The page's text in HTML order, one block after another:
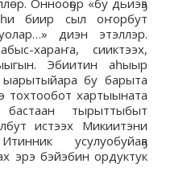
Оннооҕор «бу дьиэҕэ
биир сыл оҥорбут
диэн этэллэр.
хараҥа, сииктээх,
Эбиитин аһыыр
бу барыта
тохтообот хартыыната
бастаан тырыттыбыт
истээх Микиитэни
усулуобуйаҕа
эрэ бэйэбин ордуктук